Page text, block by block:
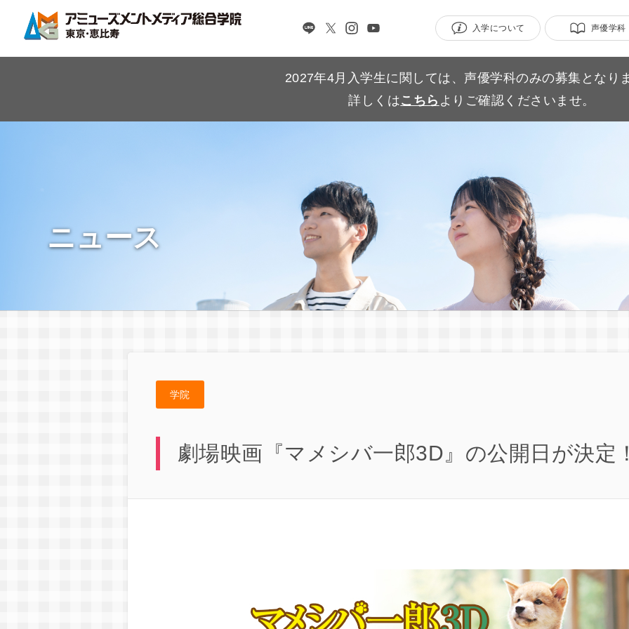
入学について 声優学科
2027年4月入学生に関しては、声優学科のみの募集となり
詳しくはこちら よりご確認くださいませ。
ニュース
学院
劇場映画『マメシバ一郎3D』の公開日が決定